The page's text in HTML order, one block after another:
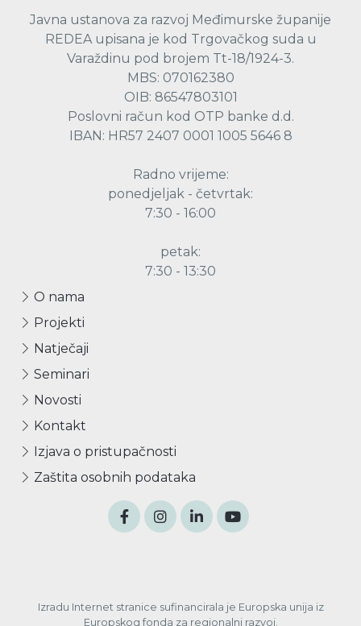
Javna ustanova za razvoj Međimurske županije
REDEA upisana je kod Trgovačkog suda u
Varaždinu pod brojem Tt-18/1924-3.
MBS: 070162380
OIB: 86547803101
Poslovni račun kod OTP banke d.d.
IBAN: HR57 2407 0001 1005 5646 8
Radno vrijeme:
ponedjeljak - četvrtak:
7:30 - 16:00
petak:
7:30 - 13:30
O nama
Projekti
Natječaji
Seminari
Novosti
Kontakt
Izjava o pristupačnosti
Zaštita osobnih podataka
Izradu Internet stranice sufinancirala je Europska unija iz
Europskog fonda za regionalni razvoj.